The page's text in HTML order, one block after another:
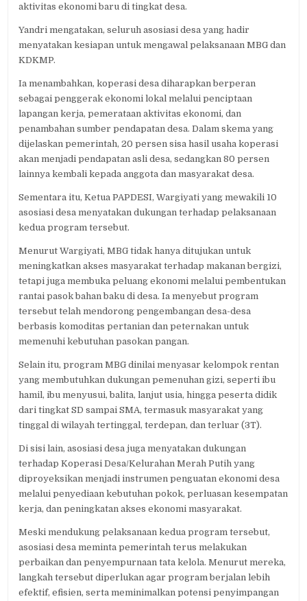
aktivitas ekonomi baru di tingkat desa.
Yandri mengatakan, seluruh asosiasi desa yang hadir
menyatakan kesiapan untuk mengawal pelaksanaan MBG dan
KDKMP.
Ia menambahkan, koperasi desa diharapkan berperan
sebagai penggerak ekonomi lokal melalui penciptaan
lapangan kerja, pemerataan aktivitas ekonomi, dan
penambahan sumber pendapatan desa. Dalam skema yang
dijelaskan pemerintah, 20 persen sisa hasil usaha koperasi
akan menjadi pendapatan asli desa, sedangkan 80 persen
lainnya kembali kepada anggota dan masyarakat desa.
Sementara itu, Ketua PAPDESI, Wargiyati yang mewakili 10
asosiasi desa menyatakan dukungan terhadap pelaksanaan
kedua program tersebut.
Menurut Wargiyati, MBG tidak hanya ditujukan untuk
meningkatkan akses masyarakat terhadap makanan bergizi,
tetapi juga membuka peluang ekonomi melalui pembentukan
rantai pasok bahan baku di desa. Ia menyebut program
tersebut telah mendorong pengembangan desa-desa
berbasis komoditas pertanian dan peternakan untuk
memenuhi kebutuhan pasokan pangan.
Selain itu, program MBG dinilai menyasar kelompok rentan
yang membutuhkan dukungan pemenuhan gizi, seperti ibu
hamil, ibu menyusui, balita, lanjut usia, hingga peserta didik
dari tingkat SD sampai SMA, termasuk masyarakat yang
tinggal di wilayah tertinggal, terdepan, dan terluar (3T).
Di sisi lain, asosiasi desa juga menyatakan dukungan
terhadap Koperasi Desa/Kelurahan Merah Putih yang
diproyeksikan menjadi instrumen penguatan ekonomi desa
melalui penyediaan kebutuhan pokok, perluasan kesempatan
kerja, dan peningkatan akses ekonomi masyarakat.
Meski mendukung pelaksanaan kedua program tersebut,
asosiasi desa meminta pemerintah terus melakukan
perbaikan dan penyempurnaan tata kelola. Menurut mereka,
langkah tersebut diperlukan agar program berjalan lebih
efektif, efisien, serta meminimalkan potensi penyimpangan